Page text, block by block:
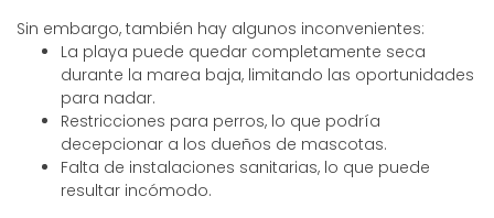
Sin embargo, también hay algunos inconvenientes:
La playa puede quedar completamente seca
durante la marea baja, limitando las oportunidades
para nadar.
Restricciones para perros, lo que podría
decepcionar a los dueños de mascotas.
Falta de instalaciones sanitarias, lo que puede
resultar incómodo.